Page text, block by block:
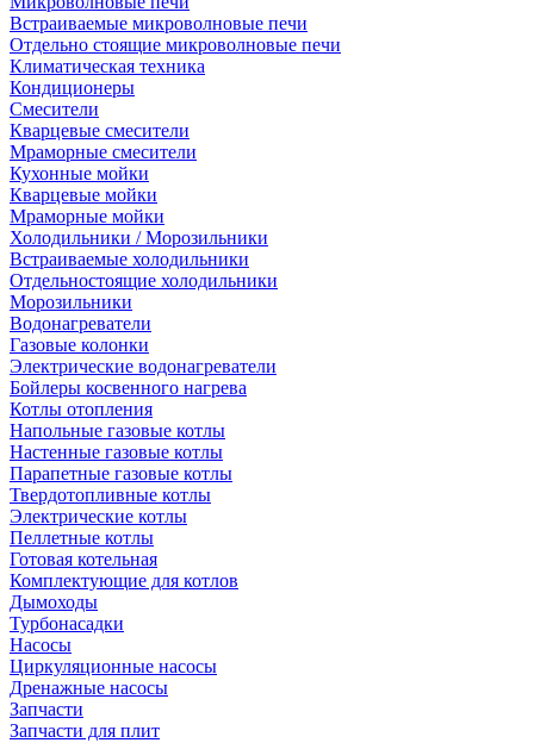
Встраиваемые микроволновые печи
Отдельно стоящие микроволновые печи
Климатическая техника
Кондиционеры
Смесители
Кварцевые смесители
Мраморные смесители
Кухонные мойки
Кварцевые мойки
Мраморные мойки
Холодильники / Морозильники
Встраиваемые холодильники
Отдельностоящие холодильники
Морозильники
Водонагреватели
Газовые колонки
Электрические водонагреватели
Бойлеры косвенного нагрева
Котлы отопления
Напольные газовые котлы
Настенные газовые котлы
Парапетные газовые котлы
Твердотопливные котлы
Электрические котлы
Пеллетные котлы
Готовая котельная
Комплектующие для котлов
Дымоходы
Турбонасадки
Насосы
Циркуляционные насосы
Дренажные насосы
Запчасти
Запчасти для плит